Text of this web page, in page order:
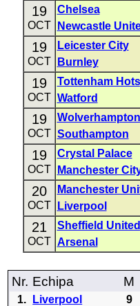
19
OCT
Chelsea
Newcastle
19
OCT
Leicester City
Burnley
19
OCT
Tottenham
Watford
19
OCT
Wolverhampton
Southampton
19
OCT
Crystal Palace
Manchester
20
OCT
Manchester
Liverpool
21
OCT
Sheffield United
Arsenal
Nr. Echipa M
1. Liverpool 9